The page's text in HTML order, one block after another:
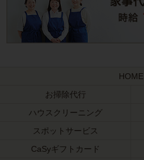
HOME
お掃除代行
ハウスクリーニング
スポットサービス
CaSyギフトカード